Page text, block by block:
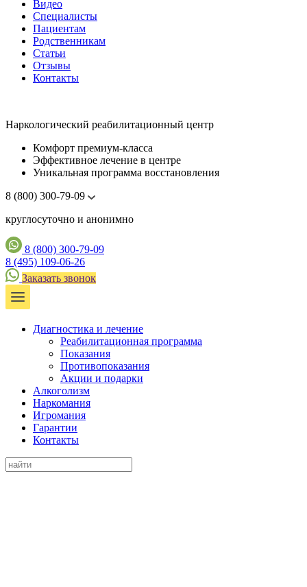
Видео
Специалисты
Пациентам
Родственникам
Статьи
Отзывы
Контакты
Наркологический реабилитационный центр
Комфорт премиум-класса
Эффективное лечение в центре
Уникальная программа восстановления
8 (800) 300-79-09
круглосуточно и анонимно
8 (800) 300-79-09
8 (495) 109-06-26
Заказать звонок
Диагностика и лечение
Реабилитационная программа
Показания
Противопоказания
Акции и подарки
Алкоголизм
Наркомания
Игромания
Гарантии
Контакты